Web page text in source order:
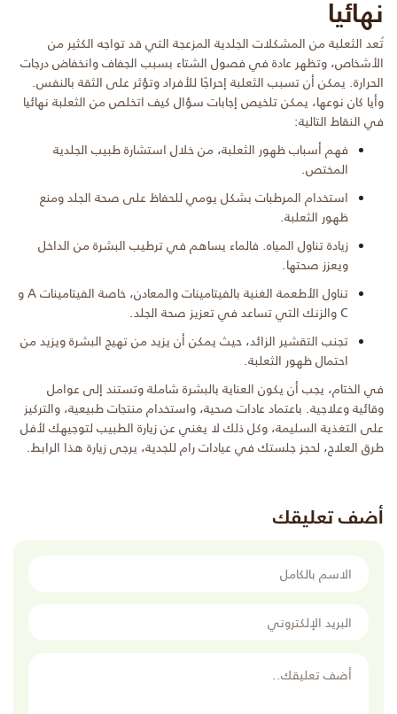
نهائيا
تُعد الثعلبة من المشكلات الجلدية المزعجة التي قد تواجه الكثير من
الأشخاص، وتظهر عادة في فصول الشتاء بسبب الجفاف وانخفاض درجات
الحرارة. يمكن أن تسبب الثعلبة إحراجًا للأفراد وتؤثر على الثقة بالنفس.
وأيا كان نوعها، يمكن تلخيص إجابات سؤال كيف اتخلص من الثعلبة نهائيا
في النقاط التالية:
فهم أسباب ظهور الثعلبة، من خلال استشارة طبيب الجلدية
المختص.
استخدام المرطبات بشكل يومي للحفاظ على صحة الجلد ومنع
ظهور الثعلبة.
زيادة تناول المياه. فالماء يساهم في ترطيب البشرة من الداخل
ويعزز صحتها.
تناول الأطعمة الغنية بالفيتامينات والمعادن، خاصة الفيتامينات A و
C والزنك التي تساعد في تعزيز صحة الجلد.
تجنب التقشير الزائد، حيث يمكن أن يزيد من تهيج البشرة ويزيد من
احتمال ظهور الثعلبة.
في الختام، يجب أن يكون العناية بالبشرة شاملة وتستند إلى عوامل
وقائية وعلاجية. باعتماد عادات صحية، واستخدام منتجات طبيعية، والتركيز
على التغذية السليمة، وكل ذلك لا يغني عن زيارة الطبيب لتوجيهك لأفل
طرق العلاج، لحجز جلستك في عيادات رام للجدية، يرجى زيارة هذا الرابط.
أضف تعليقك